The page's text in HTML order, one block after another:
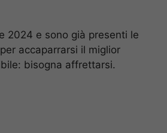
2024 e sono già presenti le
accaparrarsi il miglior
bisogna affrettarsi.